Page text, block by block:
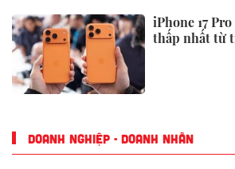
iPhone 17
thấp nhất từ
DOANH NGHIỆP - DOANH NHÂN